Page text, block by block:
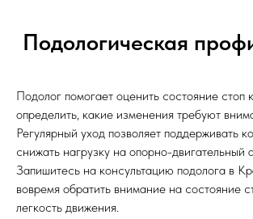
Подологическая
Подолог помогает оценить состояние стоп
определить, какие изменения требуют
Регулярный уход позволяет поддерживать
снижать нагрузку на опорно-двигательный
Запишитесь на консультацию подолога в
вовремя обратить внимание на состояние
легкость движения.